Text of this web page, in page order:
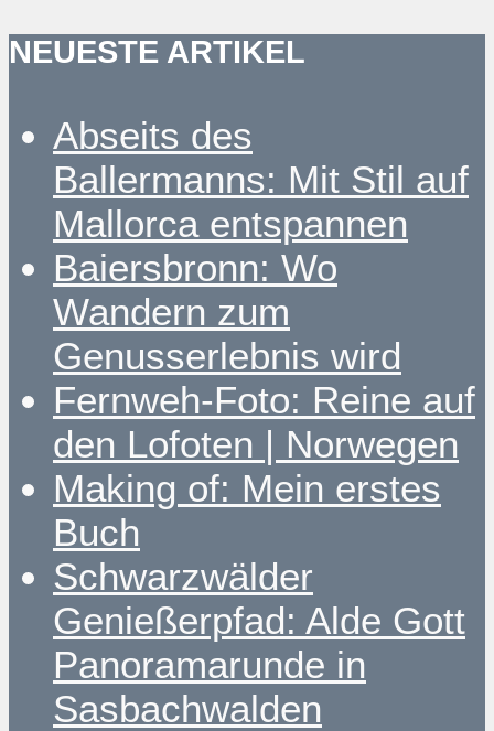
NEUESTE ARTIKEL
Abseits des
Ballermanns: Mit Stil auf
Mallorca entspannen
Baiersbronn: Wo
Wandern zum
Genusserlebnis wird
Fernweh-Foto: Reine auf
den Lofoten | Norwegen
Making of: Mein erstes
Buch
Schwarzwälder
Genießerpfad: Alde Gott
Panoramarunde in
Sasbachwalden